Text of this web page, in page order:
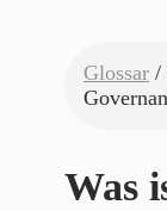
Glossar /
Was